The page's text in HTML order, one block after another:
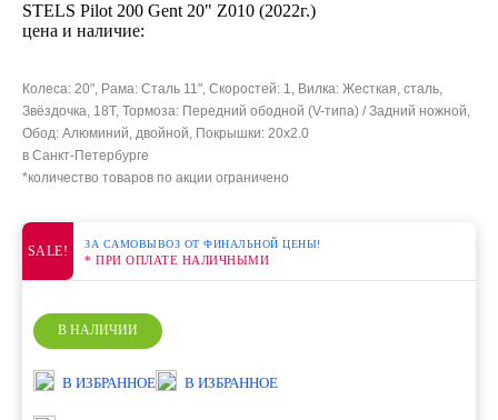
STELS Pilot 200 Gent 20" Z010 (2022г.)
цена и наличие:
Колеса: 20", Рама: Сталь 11", Скоростей: 1, Вилка: Жесткая, сталь,
Звёздочка, 18Т, Тормоза: Передний ободной (V-типа) / Задний ножной,
Обод: Алюминий, двойной, Покрышки: 20x2.0
в Санкт-Петербурге
*количество товаров по акции ограничено
SALE! ЗА САМОВЫВОЗ ОТ ФИНАЛЬНОЙ ЦЕНЫ!
* ПРИ ОПЛАТЕ НАЛИЧНЫМИ
В НАЛИЧИИ
В ИЗБРАННОЕ В ИЗБРАННОЕ